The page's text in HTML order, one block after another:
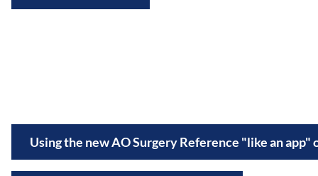
Using the new AO Surgery Reference "like an app"